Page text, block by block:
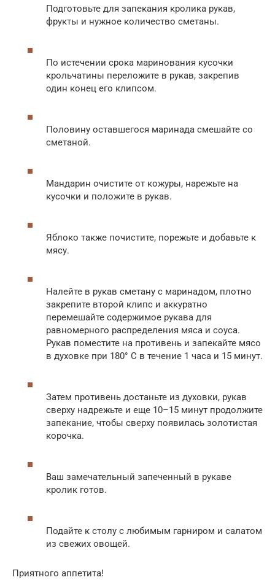
Подготовьте для запекания кролика рукав,
фрукты и нужное количество сметаны.
По истечении срока маринования кусочки
крольчатины переложите в рукав, закрепив
один конец его клипсом.
Половину оставшегося маринада смешайте со
сметаной.
Мандарин очистите от кожуры, нарежьте на
кусочки и положите в рукав.
Яблоко также почистите, порежьте и добавьте к
мясу.
Налейте в рукав сметану с маринадом, плотно
закрепите второй клипс и аккуратно
перемешайте содержимое рукава для
равномерного распределения мяса и соуса.
Рукав поместите на противень и запекайте мясо
в духовке при 180° С в течение 1 часа и 15 минут.
Затем противень достаньте из духовки, рукав
сверху надрежьте и еще 10–15 минут продолжите
запекание, чтобы сверху появилась золотистая
корочка.
Ваш замечательный запеченный в рукаве
кролик готов.
Подайте к столу с любимым гарниром и салатом
из свежих овощей.
Приятного аппетита!